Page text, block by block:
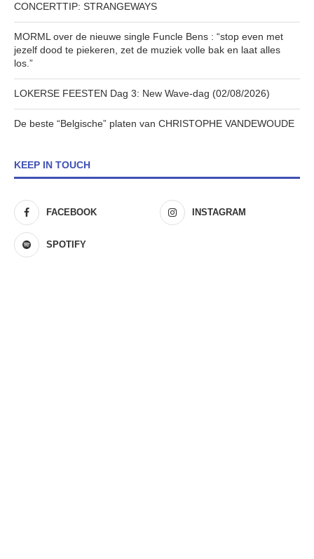
CONCERTTIP: STRANGEWAYS
MORML over de nieuwe single Funcle Bens : “stop even met
jezelf dood te piekeren, zet de muziek volle bak en laat alles
los.”
LOKERSE FEESTEN Dag 3: New Wave-dag (02/08/2026)
De beste “Belgische” platen van CHRISTOPHE VANDEWOUDE
KEEP IN TOUCH
FACEBOOK INSTAGRAM
SPOTIFY